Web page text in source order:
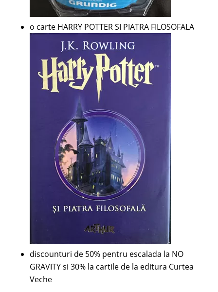
o carte HARRY POTTER SI PIATRA FILOSOFALA
discounturi de 50% pentru escalada la NO
GRAVITY si 30% la cartile de la editura Curtea
Veche